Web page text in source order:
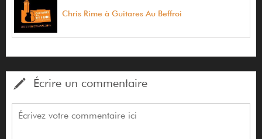
Chris Rime à Guitares Au Beffroi
Écrire un commentaire